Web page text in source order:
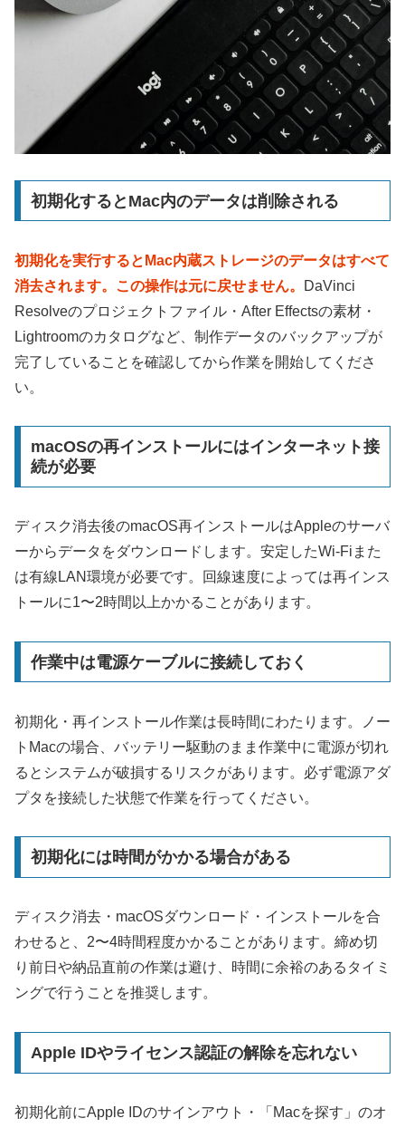
初期化するとMac内のデータは削除される
初期化を実行するとMac内蔵ストレージのデータはすべて
消去されます。この操作は元に戻せません。
DaVinci
Resolveのプロジェクトファイル・After Effectsの素材・
Lightroomのカタログなど、制作データのバックアップが
完了していることを確認してから作業を開始してくださ
い。
macOSの再インストールにはインターネット接
続が必要
ディスク消去後のmacOS再インストールはAppleのサーバ
ーからデータをダウンロードします。安定したWi-Fiまた
は有線LAN環境が必要です。回線速度によっては再インス
トールに1〜2時間以上かかることがあります。
作業中は電源ケーブルに接続しておく
初期化・再インストール作業は長時間にわたります。ノー
トMacの場合、バッテリー駆動のまま作業中に電源が切れ
るとシステムが破損するリスクがあります。必ず電源アダ
プタを接続した状態で作業を行ってください。
初期化には時間がかかる場合がある
ディスク消去・macOSダウンロード・インストールを合
わせると、2〜4時間程度かかることがあります。締め切
り前日や納品直前の作業は避け、時間に余裕のあるタイミ
ングで行うことを推奨します。
Apple IDやライセンス認証の解除を忘れない
初期化前にApple IDのサインアウト・「Macを探す」のオ